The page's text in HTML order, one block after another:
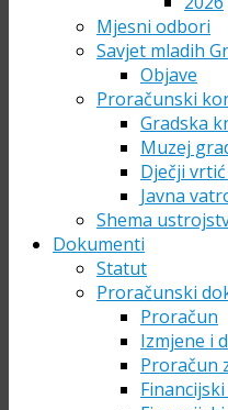
Mjesni odbori
Savjet mladih
Objave
Proračunski
Gradska
Muzej
Dječji
Javna
Shema
Dokumenti
Statut
Proračunski
Proračun
Izmjene i
Proračun